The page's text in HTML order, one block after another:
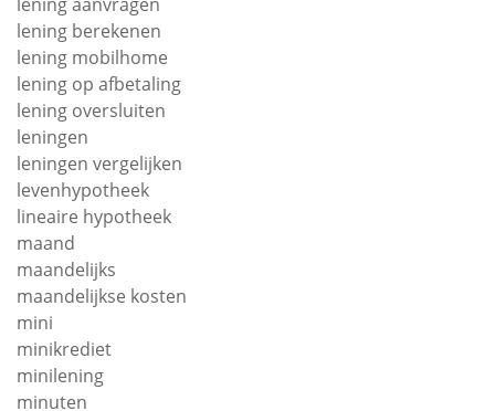
lening berekenen
lening mobilhome
lening op afbetaling
lening oversluiten
leningen
leningen vergelijken
levenhypotheek
lineaire hypotheek
maand
maandelijks
maandelijkse kosten
mini
minikrediet
minilening
minuten